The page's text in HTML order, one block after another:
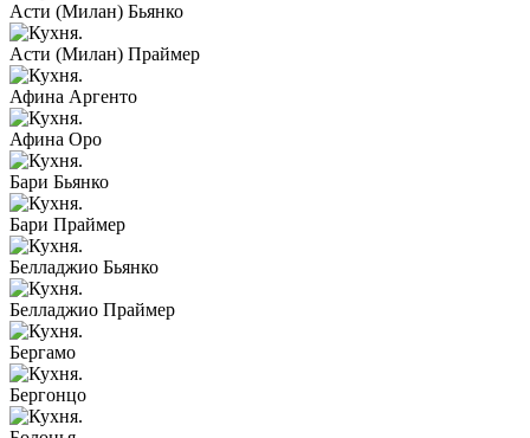
Асти (Милан) Бьянко
Асти (Милан) Праймер
Афина Аргенто
Афина Оро
Бари Бьянко
Бари Праймер
Белладжио Бьянко
Белладжио Праймер
Бергамо
Бергонцо